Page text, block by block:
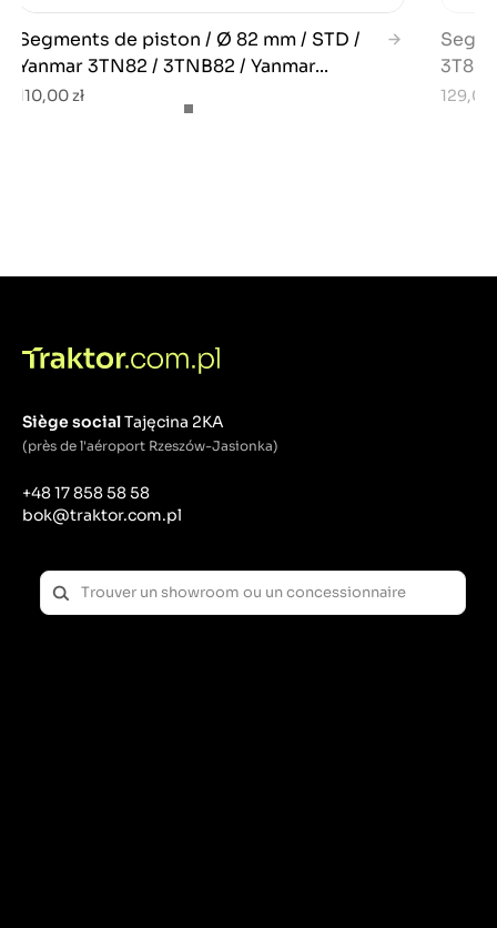
Segments de piston / Ø 82 mm / STD /
Yanmar 3TN82 / 3TNB82 / Yanmar...
110,00 zł 129,00
Siège socialTajęcina 2KA
(près de l'aéroport Rzeszów-Jasionka)
+48 17 858 58 58
bok@traktor.com.pl